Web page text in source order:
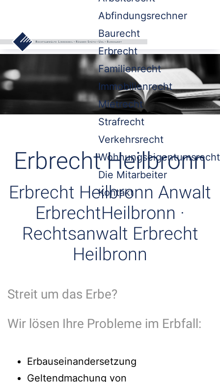
Abfindungsrechner
Baurecht
Erbrecht
Familienrecht
Immobilienrecht
Mietrecht
Strafrecht
Verkehrsrecht
Wohnungseigentumsrecht
Die Mitarbeiter
Kontakt
Erbrecht Heilbronn
Erbrecht Heilbronn Anwalt
ErbrechtHeilbronn ·
Rechtsanwalt Erbrecht
Heilbronn
Streit um das Erbe?
Wir lösen Ihre Probleme im Erbfall:
Erbauseinandersetzung
Geltendmachung von